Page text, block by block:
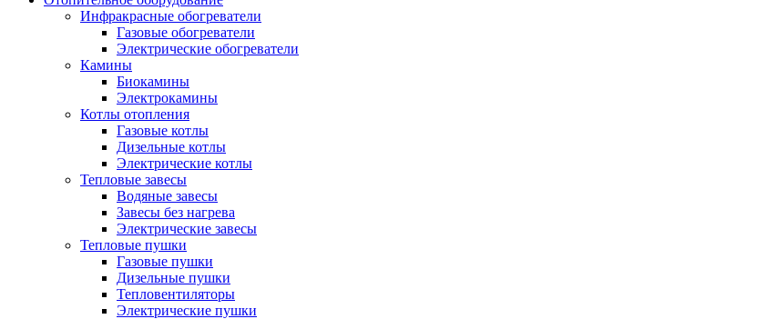
Инфракрасные обогреватели
Газовые обогреватели
Электрические обогреватели
Камины
Биокамины
Электрокамины
Котлы отопления
Газовые котлы
Дизельные котлы
Электрические котлы
Тепловые завесы
Водяные завесы
Завесы без нагрева
Электрические завесы
Тепловые пушки
Газовые пушки
Дизельные пушки
Тепловентиляторы
Электрические пушки